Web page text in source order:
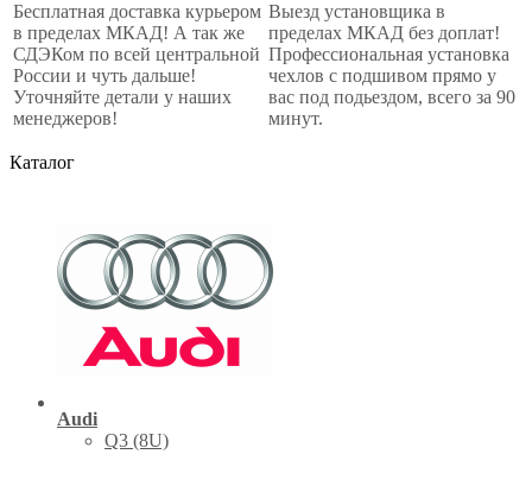
Бесплатная доставка курьером
в пределах МКАД! А так же
СДЭКом по всей центральной
России и чуть дальше!
Уточняйте детали у наших
менеджеров!
Выезд установщика в
пределах МКАД без доплат!
Профессиональная установка
чехлов с подшивом прямо у
вас под подьездом, всего за 90
минут.
Каталог
Audi
Q3 (8U)